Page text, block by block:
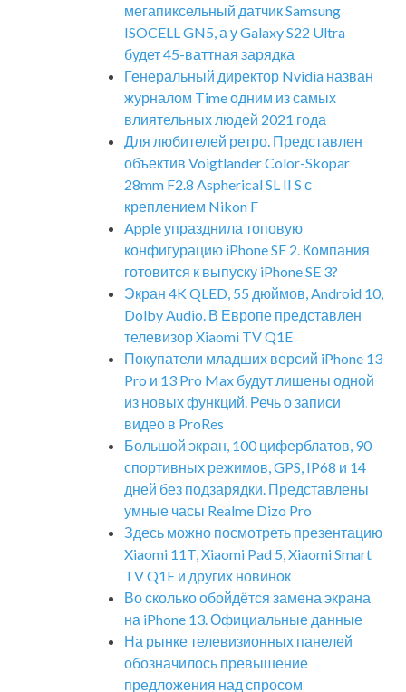
мегапиксельный датчик Samsung
ISOCELL GN5, а у Galaxy S22 Ultra
будет 45-ваттная зарядка
Генеральный директор Nvidia назван
журналом Time одним из самых
влиятельных людей 2021 года
Для любителей ретро. Представлен
объектив Voigtlander Color-Skopar
28mm F2.8 Aspherical SL II S с
креплением Nikon F
Apple упразднила топовую
конфигурацию iPhone SE 2. Компания
готовится к выпуску iPhone SE 3?
Экран 4K QLED, 55 дюймов, Android 10,
Dolby Audio. В Европе представлен
телевизор Xiaomi TV Q1E
Покупатели младших версий iPhone 13
Pro и 13 Pro Max будут лишены одной
из новых функций. Речь о записи
видео в ProRes
Большой экран, 100 циферблатов, 90
спортивных режимов, GPS, IP68 и 14
дней без подзарядки. Представлены
умные часы Realme Dizo Pro
Здесь можно посмотреть презентацию
Xiaomi 11T, Xiaomi Pad 5, Xiaomi Smart
TV Q1E и других новинок
Во сколько обойдётся замена экрана
на iPhone 13. Официальные данные
На рынке телевизионных панелей
обозначилось превышение
предложения над спросом